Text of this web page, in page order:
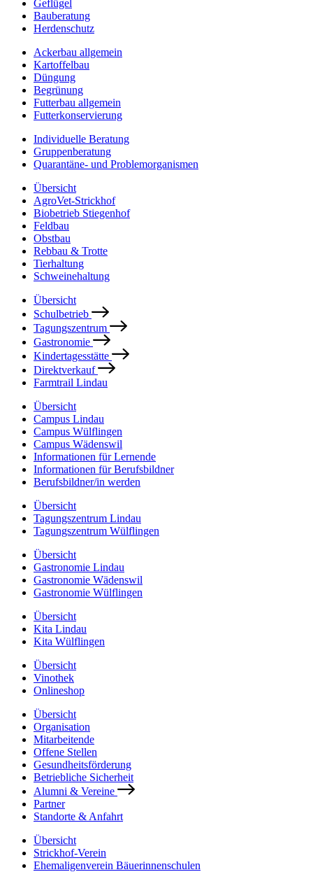
Geflügel
Bauberatung
Herdenschutz
Ackerbau allgemein
Kartoffelbau
Düngung
Begrünung
Futterbau allgemein
Futterkonservierung
Individuelle Beratung
Gruppenberatung
Quarantäne- und Problemorganismen
Übersicht
AgroVet-Strickhof
Biobetrieb Stiegenhof
Feldbau
Obstbau
Rebbau & Trotte
Tierhaltung
Schweinehaltung
Übersicht
Schulbetrieb
Tagungszentrum
Gastronomie
Kindertagesstätte
Direktverkauf
Farmtrail Lindau
Übersicht
Campus Lindau
Campus Wülflingen
Campus Wädenswil
Informationen für Lernende
Informationen für Berufsbildner
Berufsbildner/in werden
Übersicht
Tagungszentrum Lindau
Tagungszentrum Wülflingen
Übersicht
Gastronomie Lindau
Gastronomie Wädenswil
Gastronomie Wülflingen
Übersicht
Kita Lindau
Kita Wülflingen
Übersicht
Vinothek
Onlineshop
Übersicht
Organisation
Mitarbeitende
Offene Stellen
Gesundheitsförderung
Betriebliche Sicherheit
Alumni & Vereine
Partner
Standorte & Anfahrt
Übersicht
Strickhof-Verein
Ehemaligenverein Bäuerinnenschulen